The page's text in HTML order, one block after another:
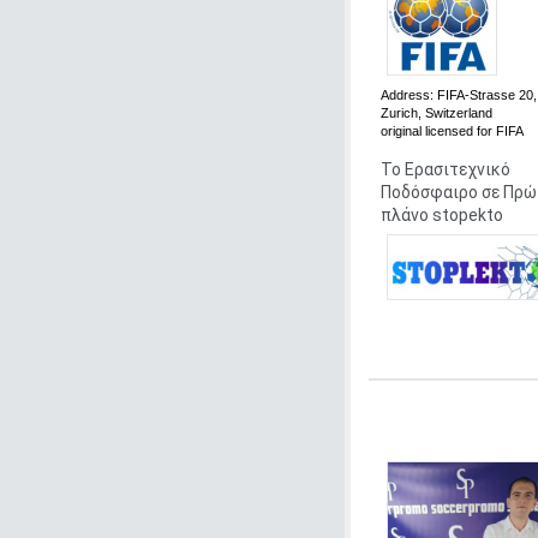
Address: FIFA-Strasse 20,
Zurich, Switzerland
original licensed for FIFA
Το Ερασιτεχνικό
Ποδόσφαιρο σε
πλάνο stopekto